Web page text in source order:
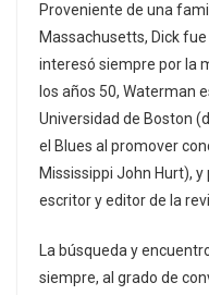
Proveniente de una
Massachusetts, Dick
interesó siempre por la
los años 50, Waterman
Universidad de Boston
el Blues al promover
Mississippi John Hurt),
escritor y editor de la
La búsqueda y
siempre, al grado de